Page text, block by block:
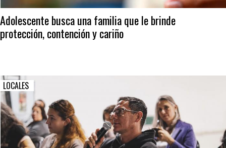
Adolescente busca una familia que le brinde
protección, contención y cariño
LOCALES